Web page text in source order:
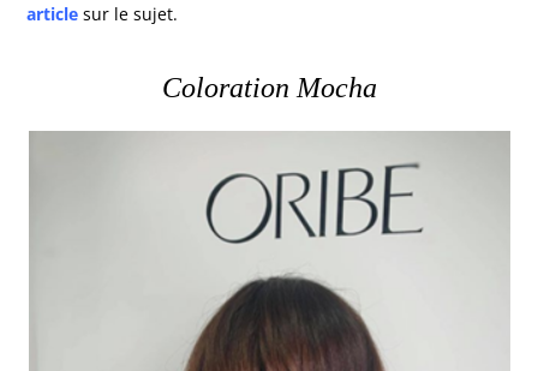
article sur le sujet.
Coloration Mocha